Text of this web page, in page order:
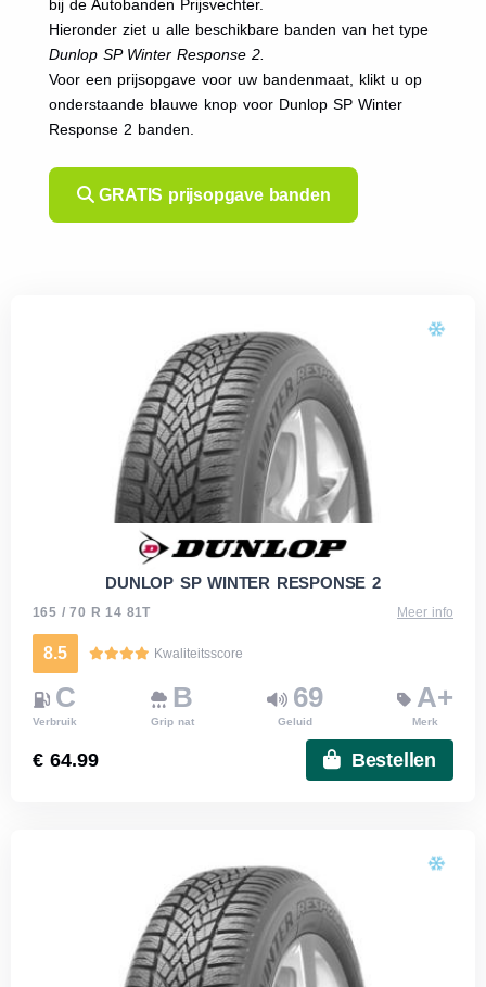
bij de Autobanden Prijsvechter.
Hieronder ziet u alle beschikbare banden van het type
Dunlop SP Winter Response 2.
Voor een prijsopgave voor uw bandenmaat, klikt u op
onderstaande blauwe knop voor Dunlop SP Winter
Response 2 banden.
GRATIS prijsopgave banden
DUNLOP SP WINTER RESPONSE 2
165 / 70 R 14 81T Meer info
8.5 Kwaliteitsscore
C
Verbruik
B
Grip nat
69
Geluid
A+
Merk
€ 64.99 Bestellen